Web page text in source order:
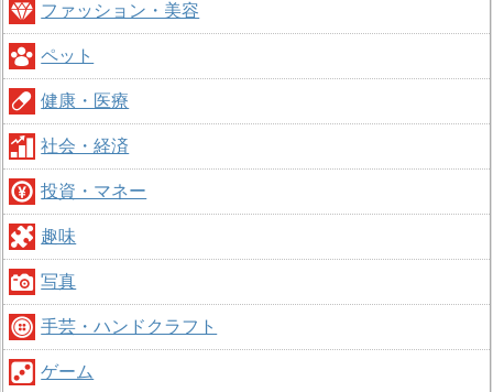
ファッション・美容
ペット
健康・医療
社会・経済
投資・マネー
趣味
写真
手芸・ハンドクラフト
ゲーム